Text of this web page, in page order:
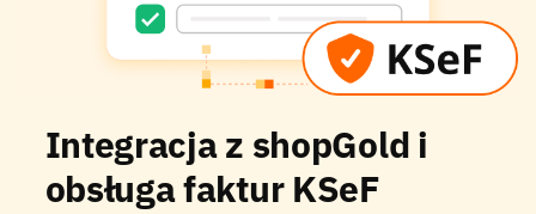
Integracja z shopGold i
obsługa faktur KSeF